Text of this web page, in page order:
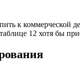
к коммерческой
12 хотя бы